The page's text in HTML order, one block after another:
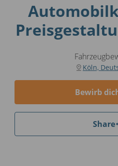
Köln,
Bewirb
Share